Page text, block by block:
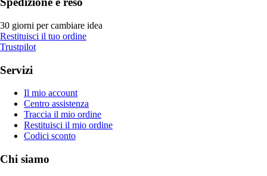
30 giorni per cambiare idea
Restituisci il tuo ordine
Trustpilot
Servizi
Il mio account
Centro assistenza
Traccia il mio ordine
Restituisci il mio ordine
Codici sconto
Chi siamo